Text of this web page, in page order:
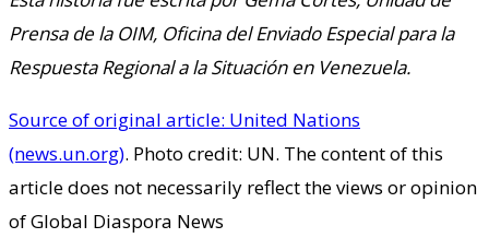
Prensa de la OIM, Oficina del Enviado Especial para la
Respuesta Regional a la Situación en Venezuela.
Source of original article: United Nations
(news.un.org). Photo credit: UN. The content of this
article does not necessarily reflect the views or opinion
of Global Diaspora News